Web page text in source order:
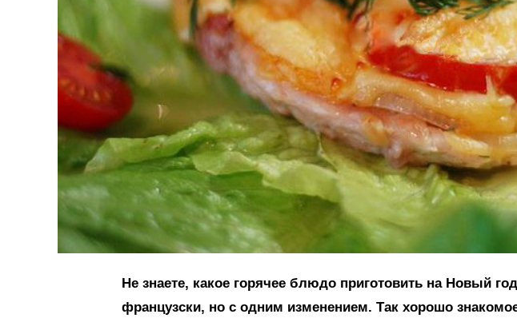
Не знаете, какое горячее блюдо приготовить на Новый
французски, но с одним изменением. Так хорошо